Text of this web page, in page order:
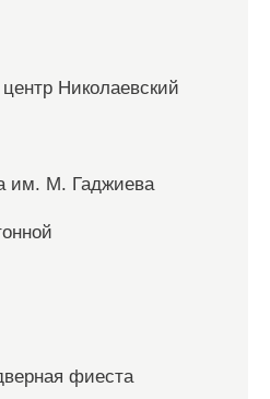
Николаевский
им. М. Гаджиева
фиеста